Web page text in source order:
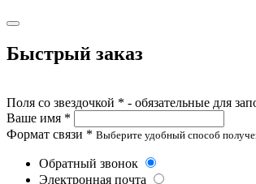
Быстрый заказ
Поля со звездочкой * - обязательные для
Ваше имя *
Формат связи * Выберите удобный способ
Обратный звонок
Электронная почта